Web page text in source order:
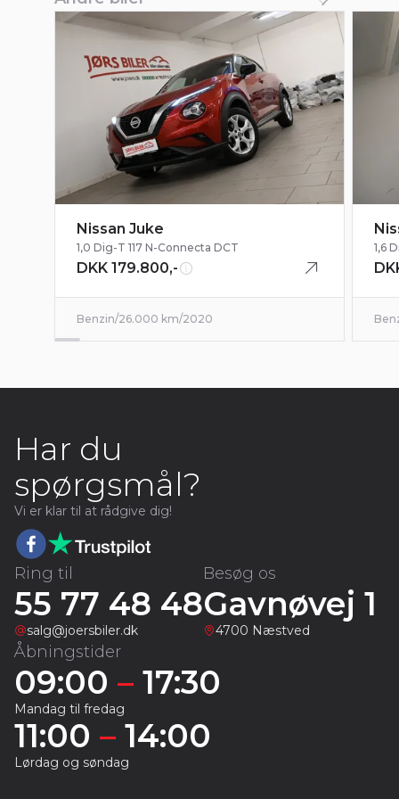
Nissan Juke
1,0 Dig-T 117 N-Connecta DCT
DKK 179.800,-
Benzin/26.000 km/2020
1,6
Har du
spørgsmål?
Vi er klar til at rådgive dig!
Ring til
55 77 48 48
salg@joersbiler.dk
Besøg os
Gavnøvej 1
4700 Næstved
Åbningstider
09:00 – 17:30
Mandag til fredag
11:00 – 14:00
Lørdag og søndag